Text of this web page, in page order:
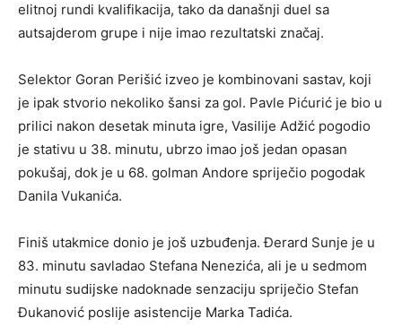
elitnoj rundi kvalifikacija, tako da današnji duel sa
autsajderom grupe i nije imao rezultatski značaj.
Selektor Goran Perišić izveo je kombinovani sastav, koji
je ipak stvorio nekoliko šansi za gol. Pavle Pićurić je bio u
prilici nakon desetak minuta igre, Vasilije Adžić pogodio
je stativu u 38. minutu, ubrzo imao još jedan opasan
pokušaj, dok je u 68. golman Andore spriječio pogodak
Danila Vukanića.
Finiš utakmice donio je još uzbuđenja. Đerard Sunje je u
83. minutu savladao Stefana Nenezića, ali je u sedmom
minutu sudijske nadoknade senzaciju spriječio Stefan
Đukanović poslije asistencije Marka Tadića.